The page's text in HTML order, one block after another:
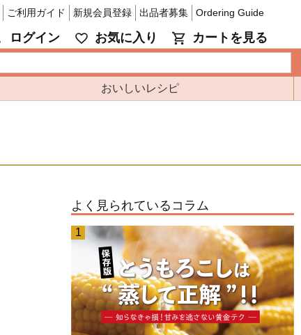
ご利用ガイド 新規会員登録 出品者募集 Ordering Guide
ログイン お気に入り カートを見る
おいしいレシピ
よく見られているコラム